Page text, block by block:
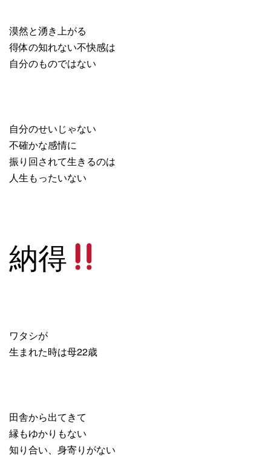
漠然と湧き上がる
得体の知れない不快感は
自分のものではない
自分のせいじゃない
不確かな感情に
振り回されて生きるのは
人生もったいない
納得
ワタシが
生まれた時は母22歳
田舎から出てきて
縁もゆかりもない
知り合い、身寄りがない